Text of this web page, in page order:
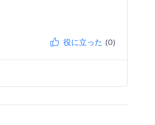
役に立った (0)